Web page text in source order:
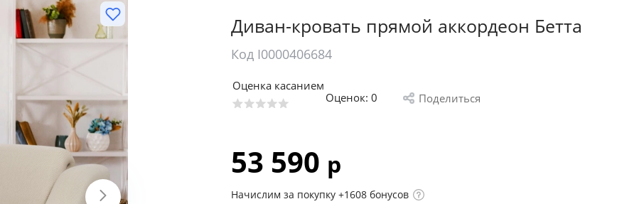
Диван-кровать прямой аккордеон Бетта
Код I0000406684
Оценка касанием
Оценок: 0 Поделиться
53 590 р
Начислим за покупку +1608 бонусов